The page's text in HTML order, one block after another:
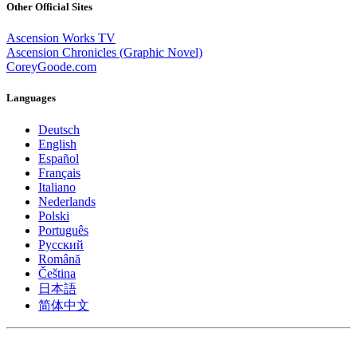
Other Official Sites
Ascension Works TV
Ascension Chronicles (Graphic Novel)
CoreyGoode.com
Languages
Deutsch
English
Español
Français
Italiano
Nederlands
Polski
Português
Pусский
Română
Čeština
日本語
简体中文